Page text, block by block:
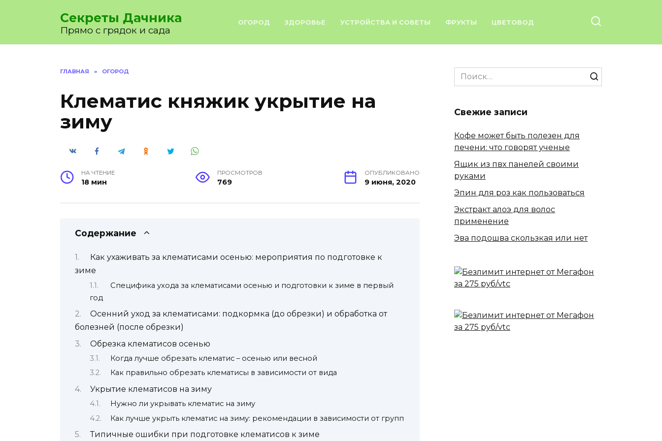
Секреты Дачника
Прямо с грядок и сада
ОГОРОД ЗДОРОВЬЕ УСТРОЙСТВА И СОВЕТЫ ФРУКТЫ ЦВЕТОВОД
ГЛАВНАЯ » ОГОРОД
Клематис княжик укрытие на
зиму
НА ЧТЕНИЕ
18 мин
ПРОСМОТРОВ
769
ОПУБЛИКОВАНО
9 июня, 2020
Содержание
Как ухаживать за клематисами осенью: мероприятия по подготовке к
зиме
Специфика ухода за клематисами осенью и подготовки к зиме в первый
год
Осенний уход за клематисами: подкормка (до обрезки) и обработка от
болезней (после обрезки)
Обрезка клематисов осенью
Когда лучше обрезать клематис – осенью или весной
Как правильно обрезать клематисы в зависимости от вида
Укрытие клематисов на зиму
Нужно ли укрывать клематис на зиму
Как лучше укрыть клематис на зиму: рекомендации в зависимости от групп
Типичные ошибки при подготовке клематисов к зиме
Search
for:
Свежие записи
Кофе может быть полезен для
печени: что говорят ученые
Ящик из пвх панелей своими
руками
Эпин для роз как пользоваться
Экстракт алоэ для волос
применение
Эва подошва скользкая или нет